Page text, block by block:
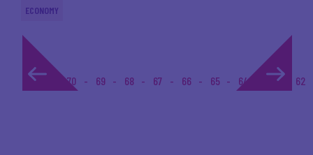
ECONOMY
1... 70 69 68 67 66 65 64 63 62